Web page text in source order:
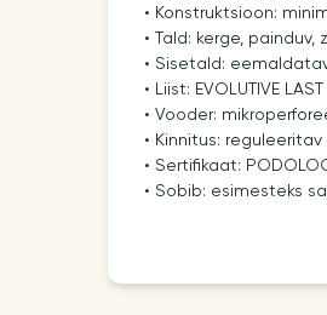
• Konstruktsioon:
• Tald: kerge, painduv,
• Sisetald:
• Liist: EVOLUTIVE LAST
• Vooder:
• Kinnitus: reguleeritav
• Sertifikaat:
• Sobib: esimesteks